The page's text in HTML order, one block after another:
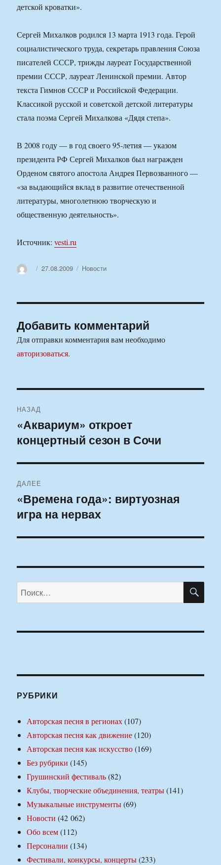
детской кроватки».
Сергей Михалков родился 13 марта 1913 года. Герой
социалистического труда, секретарь правления Союза
писателей СССР, трижды лауреат Государственной
премии СССР, лауреат Ленинской премии. Автор
текста Гимнов СССР и Российской Федерации.
Классикой русской и советской детской литературы
стала поэма Сергей Михалкова «Дядя степа».
В 2008 году — в год своего 95-летия — указом
президента РФ Сергей Михалков был награжден
Орденом святого апостола Андрея Первозванного —
«за выдающийся вклад в развитие отечественной
литературы, многолетнюю творческую и
общественную деятельность».
Источник:vesti.ru
АвторОпубликовано
27.08.2009 Рубрики
Новости
Добавить комментарий
Для отправки комментария вам необходимо
авторизоваться.
по
записям
НАЗАД
Предыдущая
запись:
«Аквариум» откроет
концертный сезон в Сочи
ДАЛЕЕ
Следующая
запись:
«Времена года»: виртуозная
игра на нервах
Искать:
РУБРИКИ
Авторская песня в регионах(107)
Авторская песня как движение(120)
Авторская песня как искусство(169)
Без рубрики (145)
Грушинский фестиваль(82)
Клубы, творческие объединения, театры(141)
Музыкальные инструменты(69)
Новости (42 062)
Обо всем(112)
Персоналии (134)
Фестивали, конкурсы, концерты(233)